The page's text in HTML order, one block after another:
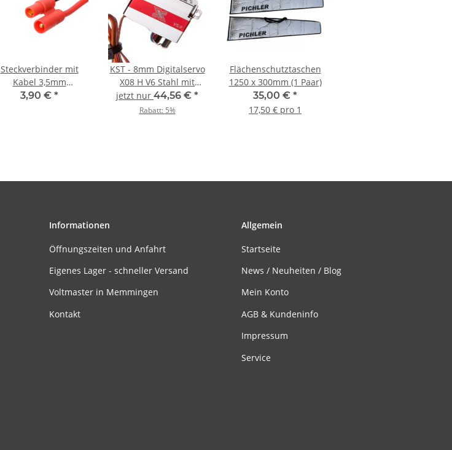
Steckverbinder mit
Kabel 3,5mm
Goldkontakt Buchse -
3,90 € *
KST - 8mm Digitalservo
X08 H V6 Stahl mit
Servorahmen
jetzt nur 44,56 € *
Rabatt: 5%
Flächenschutztaschen
1250 x 300mm (1 Paar)
35,00 € *
17,50 € pro 1
Informationen
Öffnungszeiten und Anfahrt
Eigenes Lager - schneller Versand
Voltmaster in Memmingen
Kontakt
Allgemein
Startseite
News / Neuheiten / Blog
Mein Konto
AGB & Kundeninfo
Impressum
Service